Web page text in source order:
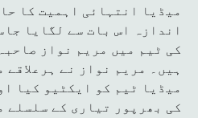
میڈیا انتہائی اہمیت کا
اندازہ اس بات سے لگایا
کی ٹیم میں مریم نواز
ہیں۔ مریم نواز نے
میڈیا ٹیم کو ایکٹیو کیا
کی بھرپور تیاری کے سلسلے